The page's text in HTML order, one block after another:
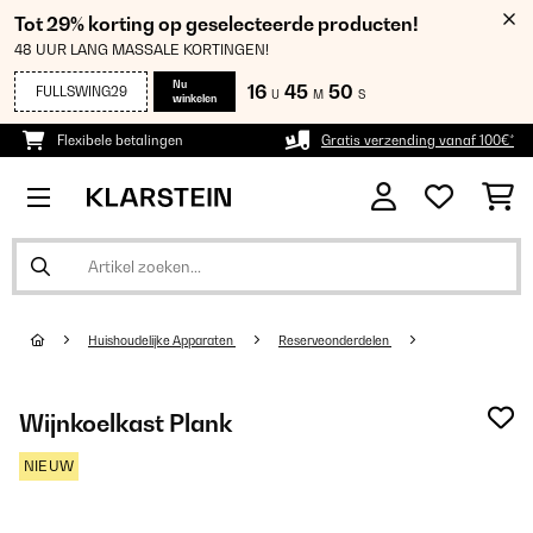
Tot 29% korting op geselecteerde producten!
48 UUR LANG MASSALE KORTINGEN!
FULLSWING29
Nu
winkelen
16 U 45 M 49 S
Flexibele betalingen Gratis verzending vanaf 100€*
Huishoudelijke Apparaten Reserveonderdelen
Wijnkoelkast Plank
NIEUW